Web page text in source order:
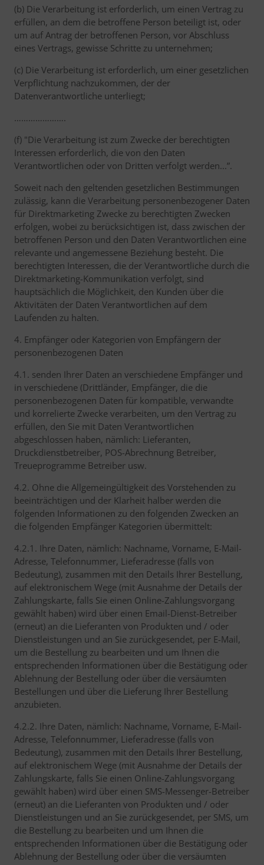
(b) Die Verarbeitung ist erforderlich, um einen Vertrag zu
erfüllen, an dem die betroffene Person beteiligt ist, oder
um auf Antrag der betroffenen Person, vor Abschluss
eines Vertrags, gewisse Schritte zu unternehmen;
(c) Die Verarbeitung ist erforderlich, um einer gesetzlichen
Verpflichtung nachzukommen, der der
Datenverantwortliche unterliegt;
………………….
(f) "Die Verarbeitung ist zum Zwecke der berechtigten
Interessen erforderlich, die von den Daten
Verantwortlichen oder von Dritten verfolgt werden...”.
Soweit nach den geltenden gesetzlichen Bestimmungen
zulässig, kann die Verarbeitung personenbezogener Daten
für Direktmarketing Zwecke zu berechtigten Zwecken
erfolgen, wobei zu berücksichtigen ist, dass zwischen der
betroffenen Person und den Daten Verantwortlichen eine
relevante und angemessene Beziehung besteht. Die
berechtigten Interessen, die der Verantwortliche durch die
Direktmarketing-Kommunikation verfolgt, sind
hauptsächlich die Möglichkeit, den Kunden über die
Aktivitäten der Daten Verantwortlichen auf dem
Laufenden zu halten.
4. Empfänger oder Kategorien von Empfängern der
personenbezogenen Daten
4.1. senden Ihrer Daten an verschiedene Empfänger und
in verschiedene (Drittländer, Empfänger, die die
personenbezogenen Daten für kompatible, verwandte
und korrelierte Zwecke verarbeiten, um den Vertrag zu
erfüllen, den Sie mit Daten Verantwortlichen
abgeschlossen haben, nämlich: Lieferanten,
Druckdienstbetreiber, POS-Abrechnung Betreiber,
Treueprogramme Betreiber usw.
4.2. Ohne die Allgemeingültigkeit des Vorstehenden zu
beeinträchtigen und der Klarheit halber werden die
folgenden Informationen zu den folgenden Zwecken an
die folgenden Empfänger Kategorien übermittelt:
4.2.1. Ihre Daten, nämlich: Nachname, Vorname, E-Mail-
Adresse, Telefonnummer, Lieferadresse (falls von
Bedeutung), zusammen mit den Details Ihrer Bestellung,
auf elektronischem Wege (mit Ausnahme der Details der
Zahlungskarte, falls Sie einen Online-Zahlungsvorgang
gewählt haben) wird über einen Email-Dienst-Betreiber
(erneut) an die Lieferanten von Produkten und / oder
Dienstleistungen und an Sie zurückgesendet, per E-Mail,
um die Bestellung zu bearbeiten und um Ihnen die
entsprechenden Informationen über die Bestätigung oder
Ablehnung der Bestellung oder über die versäumten
Bestellungen und über die Lieferung Ihrer Bestellung
anzubieten.
4.2.2. Ihre Daten, nämlich: Nachname, Vorname, E-Mail-
Adresse, Telefonnummer, Lieferadresse (falls von
Bedeutung), zusammen mit den Details Ihrer Bestellung,
auf elektronischem Wege (mit Ausnahme der Details der
Zahlungskarte, falls Sie einen Online-Zahlungsvorgang
gewählt haben) wird über einen SMS-Messenger-Betreiber
(erneut) an die Lieferanten von Produkten und / oder
Dienstleistungen und an Sie zurückgesendet, per SMS, um
die Bestellung zu bearbeiten und um Ihnen die
entsprechenden Informationen über die Bestätigung oder
Ablehnung der Bestellung oder über die versäumten